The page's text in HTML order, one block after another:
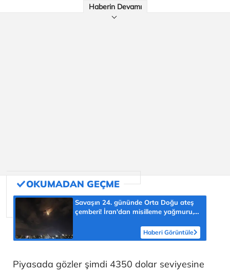
Haberin Devamı
Savaşın 24. gününde Orta Doğu ateş
çemberi! İran'dan misilleme yağmuru,
Haberi Görüntüle
Piyasada gözler şimdi 4350 dolar seviyesine